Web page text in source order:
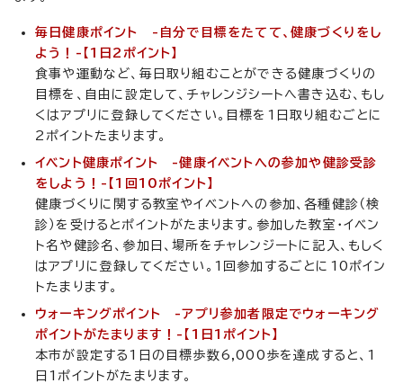
毎日健康ポイント -自分で目標をたてて、健康づくりをし
よう！-【1日2ポイント】
食事や運動など、毎日取り組むことができる健康づくりの
目標を、自由に設定して、チャレンジシートへ書き込む、もし
くはアプリに登録してください。目標を1日取り組むごとに
2ポイントたまります。
イベント健康ポイント -健康イベントへの参加や健診受診
をしよう！-【1回10ポイント】
健康づくりに関する教室やイベントへの参加、各種健診（検
診）を受けるとポイントがたまります。参加した教室・イベン
ト名や健診名、参加日、場所をチャレンジートに記入、もしく
はアプリに登録してください。1回参加するごとに10ポイン
トたまります。
ウォーキングポイント -アプリ参加者限定でウォーキング
ポイントがたまります！-【1日1ポイント】
本市が設定する1日の目標歩数6,000歩を達成すると、1
日1ポイントがたまります。